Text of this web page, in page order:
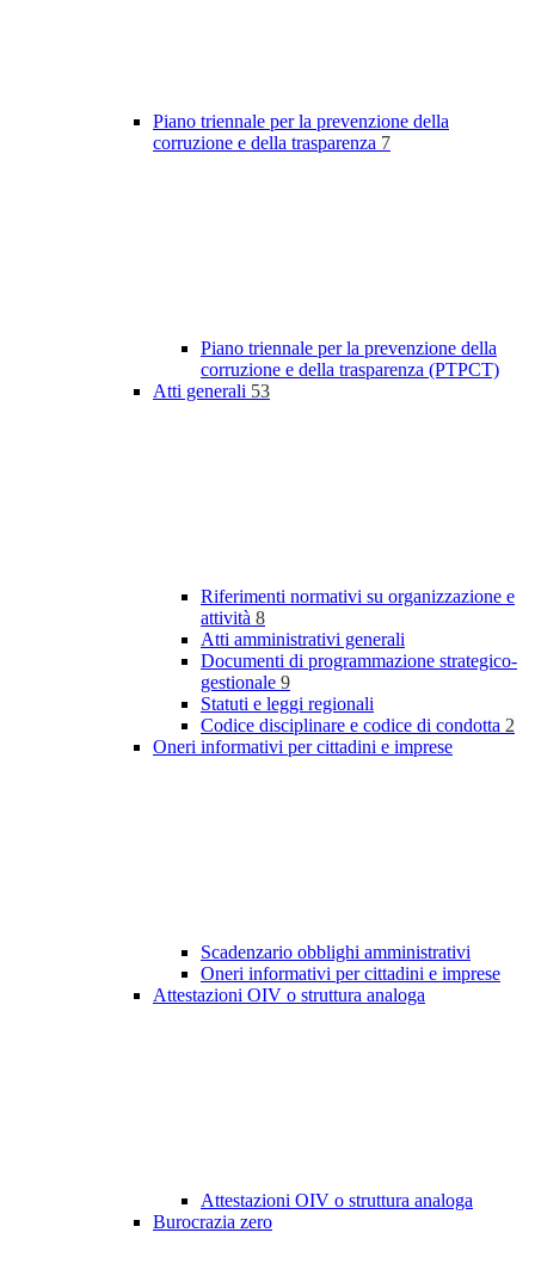
Piano triennale per la prevenzione della
corruzione e della trasparenza 7
Piano triennale per la prevenzione della
corruzione e della trasparenza (PTPCT)
Atti generali 53
Riferimenti normativi su organizzazione e
attività 8
Atti amministrativi generali
Documenti di programmazione strategico-
gestionale 9
Statuti e leggi regionali
Codice disciplinare e codice di condotta 2
Oneri informativi per cittadini e imprese
Scadenzario obblighi amministrativi
Oneri informativi per cittadini e imprese
Attestazioni OIV o struttura analoga
Attestazioni OIV o struttura analoga
Burocrazia zero